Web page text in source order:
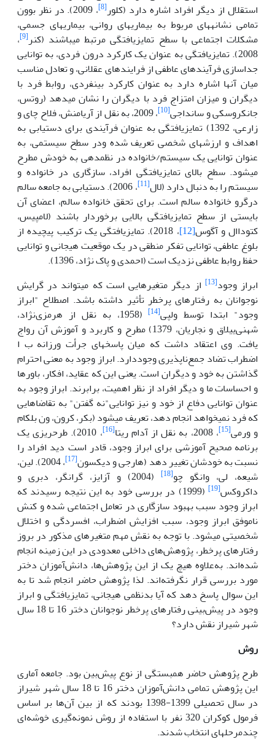
استقلال از دیگر افراد اشاره دارد (کلور[8]
، 2009). در نظر بوون
تمامی نشانه­های مربوط به بیماری­های روانی، بیماری­های جسمی،
مشکلات اجتماعی با سطح تمایزیافتگی مرتبط می­باشند (کنر[9] ،
2008). تمایزیافتگی به عنوان یک کارکرد درون فردی، به توانایی
جداسازی فرآیندهای عاطفی از فرایندهای عقلانی، و تعادل مناسب
میان آنها اشاره دارد به عنوان کارکرد بین­فردی، روابط فرد با
دیگران و میزان امتزاج فرد با دیگران را نشان می­دهد (روتس،
جان­کروسکی و سانداجی[10]
، 2009، به نقل از آریامنش، فلاح چای و
زارعی، 1392) تمایزیافتگی به عنوان فرآیندی برای دست­یابی به
اهداف و ارزش­های شخصی تعریف شده ودر سطح سیستمی، به
عنوان توانایی یک سیستم/خانواده در نظم­دهی به خودش مطرح
می­شود. سطح بالای تمایزیافتگی افراد، سازگاری در خانواده و
سیستم را به دنبال دارد (لال[11]
، 2006). دستیابی به جامعه سالم
درگرو خانواده سالم است. برای تحقق خانواده سالم، اعضای آن
بایستی از سطح تمایزیافتگی بالایی برخوردار باشند (‌لامپیس،
کتوداال و آگوس[12]
، 2018). تمایزیافتگی یک ترکیب پیچیده از
بلوغ عاطفی، توانایی تفکر منطقی در یک موقعیت هیجانی و توانایی
حفظ روابط عاطفی نزدیک است (احمدی و پاک نژاد، 1396).
ابراز وجود[13]
از دیگر متغیرهایی است که می­تواند در گرایش
نوجوانان به رفتارهای پرخطر تأثیر داشته باشد. اصطلاح "ابراز
وجود" ابتدا توسط ولپی[14]
(1958، به نقل از هرمزی‌نژاد،
شهنی‌ییلاق و نجاریان، 1379) مطرح و کاربرد و آموزش آن رواج
یافت. وی اعتقاد داشت که میان پاسخ­های جرأت ورزانه ب ا
اضطراب تضاد جمع‌ناپذیری وجوددارد. ابراز وجود به معنی احترام
گذاشتن به خود و دیگران است. یعنی این که عقاید، افکار، باورها
و احساسات ما و دیگر افراد از نظر اهمیت، برابرند. ابراز وجود به
عنوان توانایی دفاع از خود و نیز توانایی"نه گفتن" به تقاضاهایی
که فرد نمی­خواهد انجام دهد، تعریف می­شود (بکر، کرون، ون بلکام
و ورمی[15] ، 2008، به نقل از آدام ریتا [16]
، 2010). طرح­ریزی یک
برنامه صحیح آموزشی برای ابراز وجود، قادر است دید افراد را
نسبت به خودشان تغییر دهد (هارجی و دیکسون[17]
، 2004). لین،
شیعه، لی، وانگو چو[18]
(2004) و آزایز، گرانگر، دبری و
داکروکس[19]
(1999) در بررسی خود به این نتیجه رسیدند که
ابراز وجود سبب بهبود سازگاری در تعامل اجتماعی شده و کنش
ناموفق ابراز وجود، سبب افزایش اضطراب، افسردگی و اختلال
شخصیتی می­شود. با توجه به نقش مهم متغیرهای مذکور در بروز
رفتارهای پرخطر، پژوهش‌های‌ داخلی معدودی در این زمینه انجام
شده‌اند. به‌علاوه هیچ یک از این پژوهش‌ها، دانش‌آموزان دختر
مورد بررسی قرار نگرفته‌اند. لذا پژوهش حاضر انجام شد تا به
این سوال پاسخ دهد که آیا بدنظمی هیجانی، تمایزیافتگی و ابراز
وجود در پیش‌بینی رفتارهای پرخطر نوجوانان دختر 16 تا 18 سال
شهر شیراز نقش دارد؟
روش
طرح پژوهش حاضر همبستگی از نوع پیش‌بین بود. جامعه آماری
این پژوهش تمامی دانش‌آموزان دختر 16 تا 18 سال شهر شیراز
در سال تحصیلی 1399-1398 بودند که از بین آن‌ها بر اساس
فرمول کوکران 320 نفر با استفاده از روش نمونه‌گیری خوشه‌ای
چندمرحله­ای انتخاب شدند.